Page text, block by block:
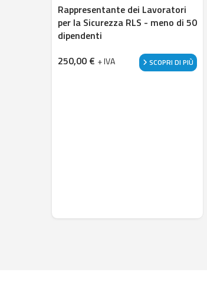
Rappresentante dei Lavoratori
per la Sicurezza RLS - meno di 50
dipendenti
250,00 € + IVA SCOPRI DI PIÙ